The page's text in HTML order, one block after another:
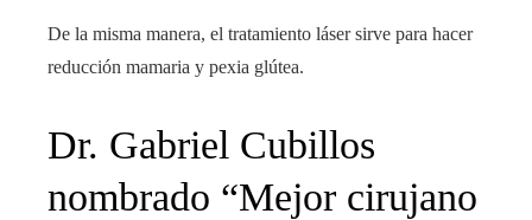
De la misma manera, el tratamiento láser sirve para hacer
reducción mamaria y pexia glútea.
Dr. Gabriel Cubillos
nombrado “Mejor cirujano